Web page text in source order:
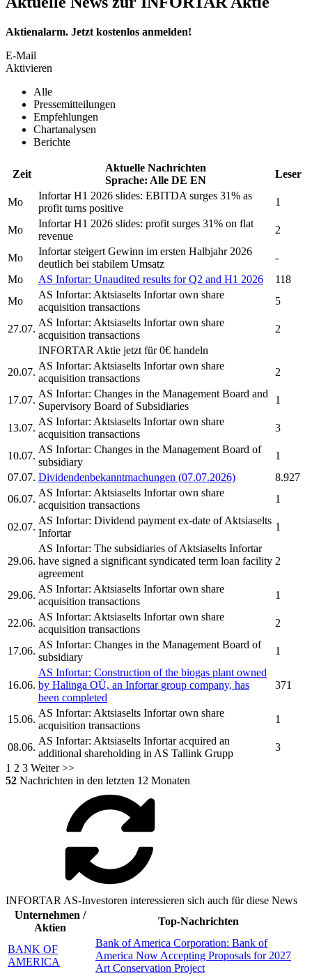
Aktienalarm. Jetzt kostenlos anmelden!
E-Mail
Aktivieren
Alle
Pressemitteilungen
Empfehlungen
Chartanalysen
Berichte
Zeit
Aktuelle Nachrichten
Sprache: Alle DE EN
Leser
Mo
InfortarH1 2026 slides: EBITDA surges 31% as
profit turns positive
1
Mo
InfortarH1 2026 slides: profit surges 31% on flat
revenue
2
Mo
Infortarsteigert Gewinn im ersten Halbjahr 2026
deutlich bei stabilem Umsatz
-
Mo
AS Infortar: Unaudited results for Q2 and H1 2026
118
Mo
AS Infortar: Aktsiaselts Infortarown share
acquisition transactions
5
27.07.
AS Infortar: Aktsiaselts Infortarown share
acquisition transactions
2
INFORTAR Aktie jetzt für 0€ handeln
20.07.
AS Infortar: Aktsiaselts Infortarown share
acquisition transactions
2
17.07.
AS Infortar: Changes in the Management Board and
Supervisory Board of Subsidiaries
1
13.07.
AS Infortar: Aktsiaselts Infortarown share
acquisition transactions
3
10.07.
AS Infortar: Changes in the Management Board of
subsidiary
1
07.07. Dividendenbekanntmachungen (07.07.2026)
8.927
06.07.
AS Infortar: Aktsiaselts Infortarown share
acquisition transactions
1
02.07.
AS Infortar: Dividend payment ex-date ofAktsiaselts
Infortar
1
29.06.
AS Infortar: The subsidiaries ofAktsiaselts Infortar
have signed a significant syndicated term loan facility
agreement
2
29.06.
AS Infortar: Aktsiaselts Infortarown share
acquisition transactions
1
22.06.
AS Infortar: Aktsiaselts Infortarown share
acquisition transactions
2
17.06.
AS Infortar: Changes in the Management Board of
subsidiary
1
16.06.
AS Infortar: Construction of the biogas plant owned
by Halinga OÜ, an Infortar group company, has
been completed
371
15.06.
AS Infortar: Aktsiaselts Infortarown share
acquisition transactions
1
08.06.
AS Infortar: Aktsiaselts Infortaracquired an
additional shareholding in AS Tallink Grupp
3
1 2 3 Weiter >>
52 Nachrichten in den letzten 12 Monaten
INFORTAR AS-Investoren interessieren sich auch für diese News
Unternehmen /
Aktien
Top-Nachrichten
BANK OF
AMERICA
Bank of America Corporation: Bank of
America Now Accepting Proposals for 2027
Art Conservation Project